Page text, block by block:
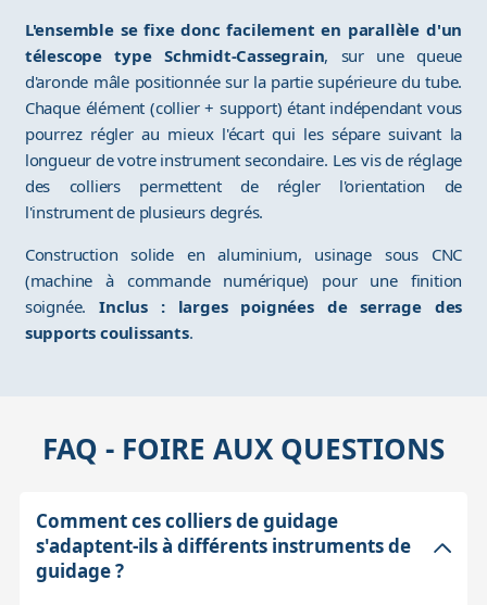
L'ensemble se fixe donc facilement en parallèle d'un
télescope type Schmidt-Cassegrain, sur une queue
d'aronde mâle positionnée sur la partie supérieure du tube.
Chaque élément (collier + support) étant indépendant vous
pourrez régler au mieux l'écart qui les sépare suivant la
longueur de votre instrument secondaire. Les vis de réglage
des colliers permettent de régler l'orientation de
l'instrument de plusieurs degrés.
Construction solide en aluminium, usinage sous CNC
(machine à commande numérique) pour une finition
soignée.Inclus : larges poignées de serrage des
supports coulissants.
FAQ - FOIRE AUX QUESTIONS
Comment ces colliers de guidage
s'adaptent-ils à différents instruments de
guidage ?